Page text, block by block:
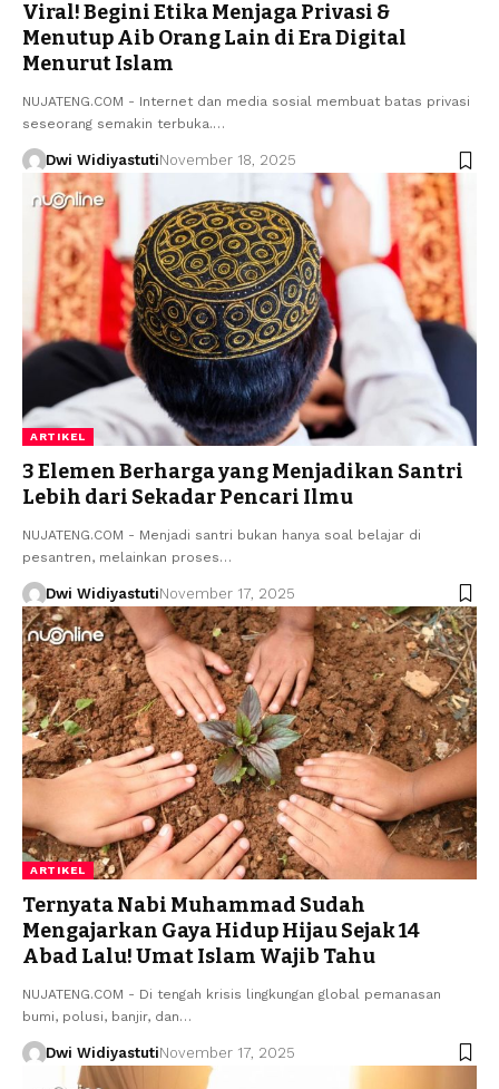
Viral! Begini Etika Menjaga Privasi &
Menutup Aib Orang Lain di Era Digital
Menurut Islam
NUJATENG.COM - Internet dan media sosial membuat batas privasi
seseorang semakin terbuka.…
Dwi WidiyastutiNovember 18, 2025
ARTIKEL
3 Elemen Berharga yang Menjadikan Santri
Lebih dari Sekadar Pencari Ilmu
NUJATENG.COM - Menjadi santri bukan hanya soal belajar di
pesantren, melainkan proses…
Dwi WidiyastutiNovember 17, 2025
ARTIKEL
Ternyata Nabi Muhammad Sudah
Mengajarkan Gaya Hidup Hijau Sejak 14
Abad Lalu! Umat Islam Wajib Tahu
NUJATENG.COM - Di tengah krisis lingkungan global pemanasan
bumi, polusi, banjir, dan…
Dwi WidiyastutiNovember 17, 2025